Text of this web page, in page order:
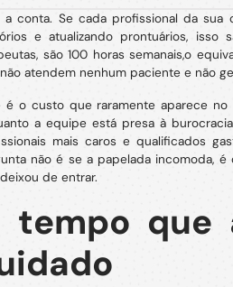
a conta. Se cada profissional da
e atualizando prontuários,
são 100 horas semanais,o
atendem nenhum paciente e não
é o custo que raramente aparece
a equipe está presa à
mais caros e qualificados
não é se a papelada incomoda,
de entrar.
tempo que